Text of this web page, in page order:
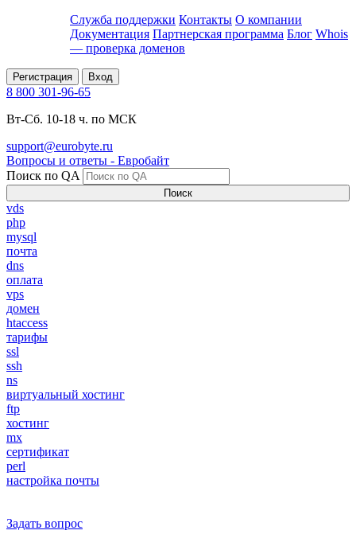
Служба поддержки Контакты О компании
Документация Партнерская программа Блог Whois
— проверка доменов
Регистрация Вход
8 800 301-96-65
Вт-Сб. 10-18 ч. по МСК
support@eurobyte.ru
Вопросы и ответы - Евробайт
Поиск по QA
Поиск
vds
php
mysql
почта
dns
оплата
vps
домен
htaccess
тарифы
ssl
ssh
ns
виртуальный хостинг
ftp
хостинг
mx
сертификат
perl
настройка почты
Задать вопрос